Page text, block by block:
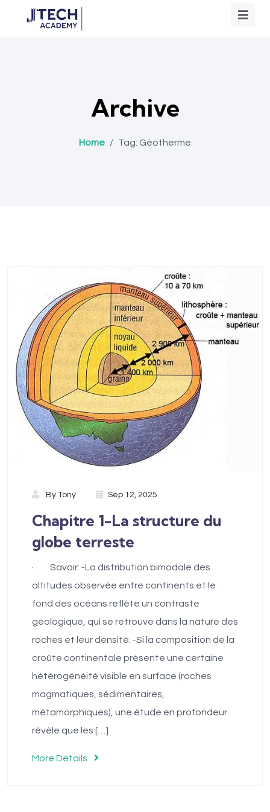
Archive
Home / Tag: Géotherme
By Tony Sep 12, 2025
Chapitre 1-La structure du
globe terreste
· Savoir: -La distribution bimodale des
altitudes observée entre continents et le
fond des océans reflète un contraste
géologique, qui se retrouve dans la nature des
roches et leur densité. -Si la composition de la
croûte continentale présente une certaine
hétérogénéité visible en surface (roches
magmatiques, sédimentaires,
métamorphiques), une étude en profondeur
révèle que les […]
More Details